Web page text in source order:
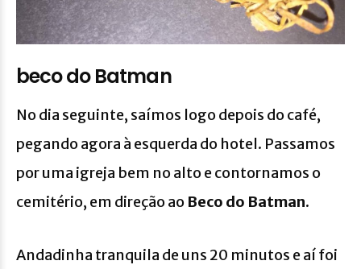
beco do Batman
No dia seguinte, saímos logo depois do café,
pegando agora à esquerda do hotel. Passamos
por uma igreja bem no alto e contornamos o
cemitério, em direção ao Beco do Batman.
Andadinha tranquila de uns 20 minutos e aí foi